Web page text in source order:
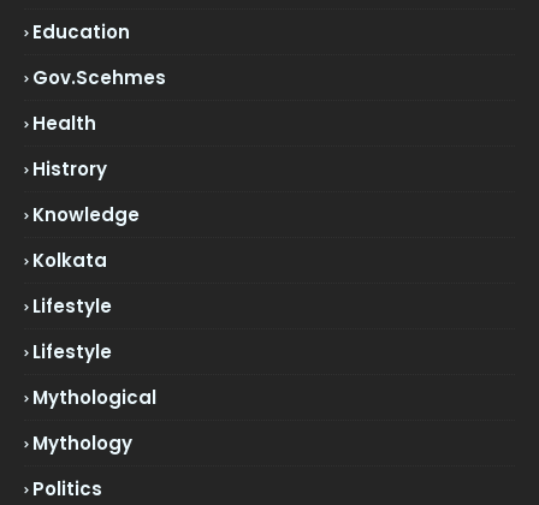
Education
Gov.scehmes
Health
Histrory
Knowledge
Kolkata
Lifestyle
Lifestyle
Mythological
Mythology
Politics